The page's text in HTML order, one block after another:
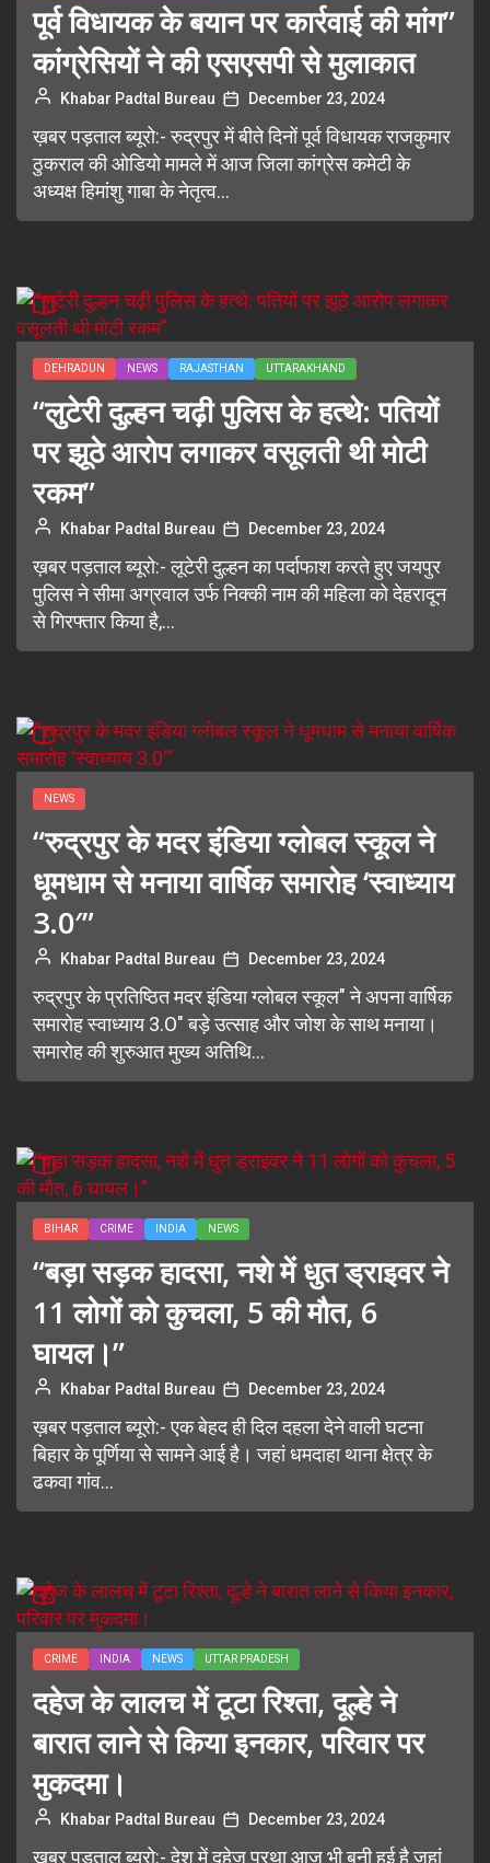
पूर्व विधायक के बयान पर कार्रवाई की मांग”
कांग्रेसियों ने की एसएसपी से मुलाकात
Khabar Padtal Bureau December 23, 2024
ख़बर पड़ताल ब्यूरो:- रुद्रपुर में बीते दिनों पूर्व विधायक राजकुमार
ठुकराल की ओडियो मामले में आज जिला कांग्रेस कमेटी के
अध्यक्ष हिमांशु गाबा के नेतृत्व...
DEHRADUN NEWS RAJASTHAN UTTARAKHAND
“लुटेरी दुल्हन चढ़ी पुलिस के हत्थे: पतियों
पर झूठे आरोप लगाकर वसूलती थी मोटी
रकम”
Khabar Padtal Bureau December 23, 2024
ख़बर पड़ताल ब्यूरो:- लूटेरी दुल्हन का पर्दाफाश करते हुए जयपुर
पुलिस ने सीमा अग्रवाल उर्फ निक्की नाम की महिला को देहरादून
से गिरफ्तार किया है,...
NEWS
“रुद्रपुर के मदर इंडिया ग्लोबल स्कूल ने
धूमधाम से मनाया वार्षिक समारोह ‘स्वाध्याय
3.0′”
Khabar Padtal Bureau December 23, 2024
रुद्रपुर के प्रतिष्ठित मदर इंडिया ग्लोबल स्कूल" ने अपना वार्षिक
समारोह स्वाध्याय 3.O" बड़े उत्साह और जोश के साथ मनाया।
समारोह की शुरुआत मुख्य अतिथि...
BIHAR CRIME INDIA NEWS
“बड़ा सड़क हादसा, नशे में धुत ड्राइवर ने
11 लोगों को कुचला, 5 की मौत, 6
घायल।”
Khabar Padtal Bureau December 23, 2024
ख़बर पड़ताल ब्यूरो:- एक बेहद ही दिल दहला देने वाली घटना
बिहार के पूर्णिया से सामने आई है। जहां धमदाहा थाना क्षेत्र के
ढकवा गांव...
CRIME INDIA NEWS UTTAR PRADESH
दहेज के लालच में टूटा रिश्ता, दूल्हे ने
बारात लाने से किया इनकार, परिवार पर
मुकदमा।
Khabar Padtal Bureau December 23, 2024
ख़बर पड़ताल ब्यूरो:- देश में दहेज प्रथा आज भी बनी हुई है जहां